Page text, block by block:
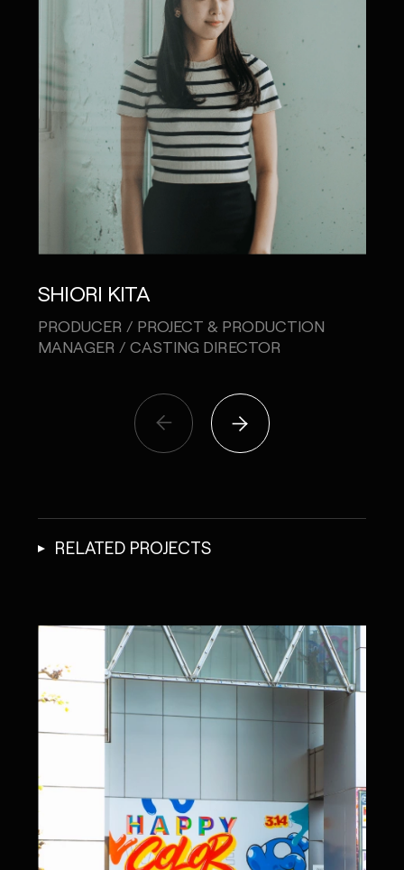
SHIORI KITA
PRODUCER / PROJECT & PRODUCTION
MANAGER / CASTING DIRECTOR
RELATED PROJECTS